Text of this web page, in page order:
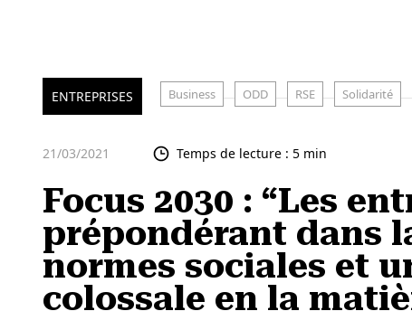
ENTREPRISES Business ODD RSE Solidarité
21/03/2021 Temps de lecture : 5 min
Focus 2030 : “Les
prépondérant dans
normes sociales et
colossale en la